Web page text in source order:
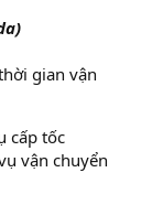
gian vận
cấp tốc
vận chuyển